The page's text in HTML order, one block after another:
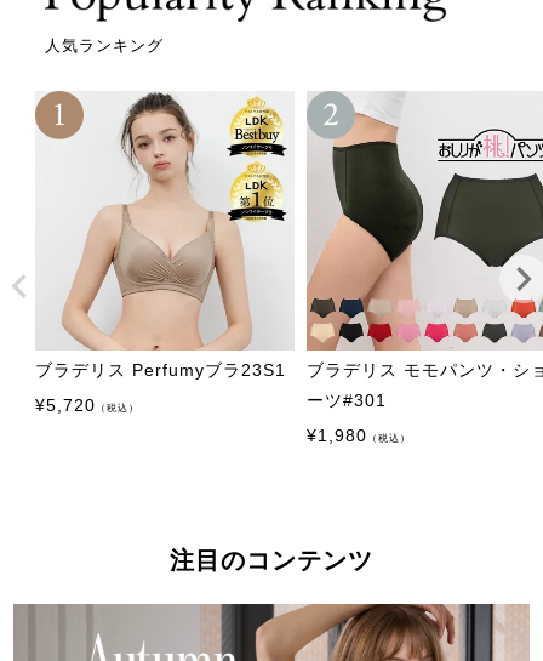
人気ランキング
ブラデリス Perfumyブラ23S1
¥5,720 （税込）
ブラデリス モモパンツ・シ
ーツ#301
¥1,980 （税込）
注目のコンテンツ